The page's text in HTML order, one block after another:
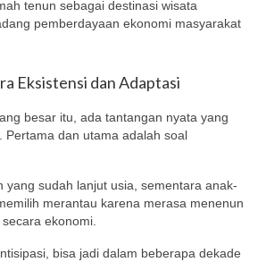
tenun sebagai destinasi wisata
pemberdayaan ekonomi masyarakat
Eksistensi dan Adaptasi
besar itu, ada tantangan nyata yang
Pertama dan utama adalah soal
yang sudah lanjut usia, sementara anak-
merantau karena merasa menenun
ekonomi.
bisa jadi dalam beberapa dekade